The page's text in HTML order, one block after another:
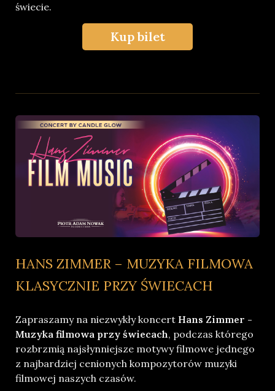
świecie.
Kup bilet
HANS ZIMMER – MUZYKA FILMOWA
KLASYCZNIE PRZY ŚWIECACH
Zapraszamy na niezwykły koncert Hans Zimmer -
Muzyka filmowa przy świecach, podczas którego
rozbrzmią najsłynniejsze motywy filmowe jednego
z najbardziej cenionych kompozytorów muzyki
filmowej naszych czasów.